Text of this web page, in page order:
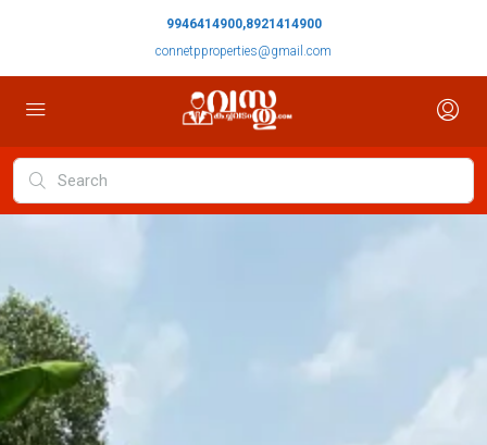
9946414900,8921414900
connetpproperties@gmail.com